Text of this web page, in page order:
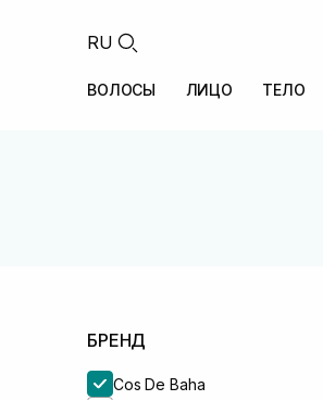
RU
ВОЛОСЫ ЛИЦО ТЕЛО
БРЕНД
Cos De Baha